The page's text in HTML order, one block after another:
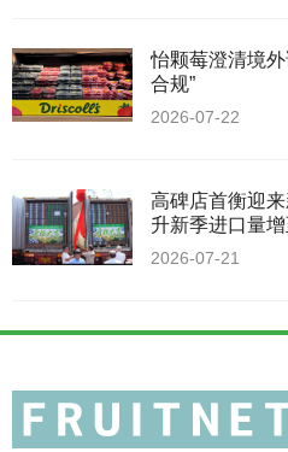
怡颗莓澄清境外诉讼传闻 “
合规”
2026-07-22
高碑店首衡迎来
升新季进口量
2026-07-21